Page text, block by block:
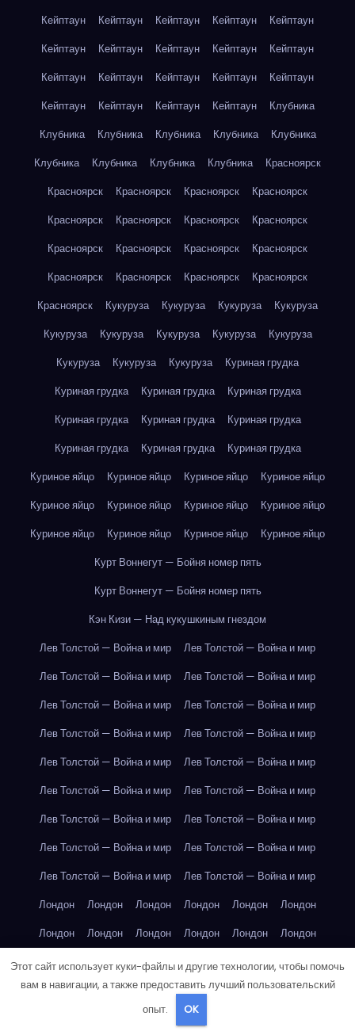
Кейптаун
Кейптаун Кейптаун Кейптаун
Кейптаун
Кейптаун
Кейптаун Кейптаун Кейптаун
Кейптаун
Кейптаун
Кейптаун Кейптаун Кейптаун
Кейптаун
Кейптаун
Кейптаун Кейптаун Кейптаун
Клубника
Клубника
Клубника Клубника Клубника
Клубника
Клубника
Клубника Клубника Клубника
Красноярск
Красноярск
Красноярск Красноярск
Красноярск
Красноярск
Красноярск Красноярск
Красноярск
Красноярск
Красноярск Красноярск
Красноярск
Красноярск
Красноярск Красноярск
Красноярск
Красноярск
Кукуруза Кукуруза Кукуруза
Кукуруза
Кукуруза
Кукуруза Кукуруза Кукуруза
Кукуруза
Кукуруза
Кукуруза Кукуруза
Куриная грудка
Куриная грудка
Куриная грудка
Куриная грудка
Куриная грудка
Куриная грудка
Куриная грудка
Куриная грудка
Куриная грудка
Куриная грудка
Куриное яйцо
Куриное яйцо Куриное яйцо
Куриное яйцо
Куриное яйцо
Куриное яйцо Куриное яйцо
Куриное яйцо
Куриное яйцо
Куриное яйцо Куриное яйцо
Куриное яйцо
Курт Воннегут — Бойня номер пять
Курт Воннегут — Бойня номер пять
Кэн Кизи — Над кукушкиным гнездом
Лев Толстой — Война и мир
Лев Толстой — Война и мир
Лев Толстой — Война и мир
Лев Толстой — Война и мир
Лев Толстой — Война и мир
Лев Толстой — Война и мир
Лев Толстой — Война и мир
Лев Толстой — Война и мир
Лев Толстой — Война и мир
Лев Толстой — Война и мир
Лев Толстой — Война и мир
Лев Толстой — Война и мир
Лев Толстой — Война и мир
Лев Толстой — Война и мир
Лев Толстой — Война и мир
Лев Толстой — Война и мир
Лев Толстой — Война и мир
Лев Толстой — Война и мир
Лондон
Лондон Лондон Лондон Лондон
Лондон
Лондон
Лондон Лондон Лондон Лондон
Лондон
Лондон
Лондон Лондон Лондон Лондон
Лондон
Лондон
Лондон Лондон Лондон
Лос-Анджелес
Этот сайт использует куки-файлы и другие технологии, чтобы помочь
вам в навигации, а также предоставить лучший пользовательский
опыт.
OK